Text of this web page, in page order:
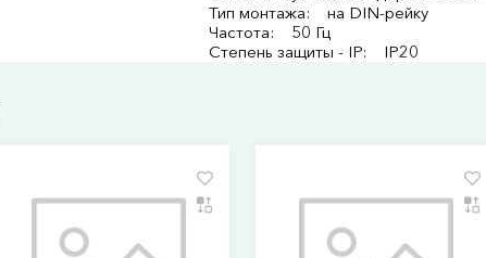
Тип монтажа: на DIN-рейку
Частота: 50 Гц
Степень защиты - IP: IP20